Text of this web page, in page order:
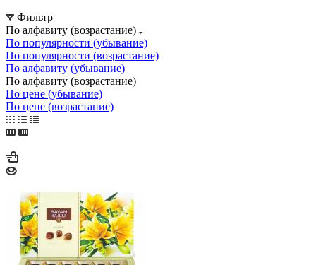
Фильтр
По алфавиту (возрастание)
По популярности (убывание)
По популярности (возрастание)
По алфавиту (убывание)
По алфавиту (возрастание)
По цене (убывание)
По цене (возрастание)